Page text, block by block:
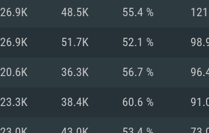
시스템 요구
MAC
권장 사
권장 사
권장 사
26.9K 48.5K 55.4 %
26.9K 51.7K 52.1 %
20.6K 36.3K 56.7 %
23.3K 38.4K 60.6 %